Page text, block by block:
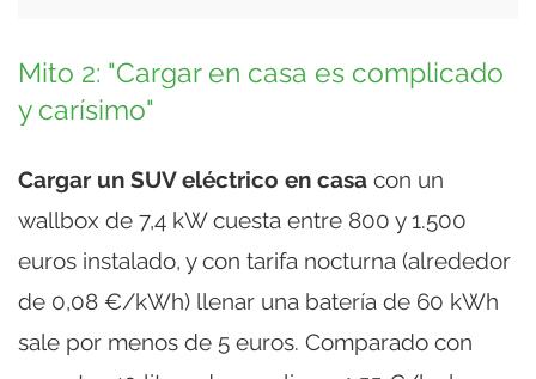
Mito 2: "Cargar en casa es complicado
y carísimo"
Cargar un SUV eléctrico en casa con un
wallbox de 7,4 kW cuesta entre 800 y 1.500
euros instalado, y con tarifa nocturna (alrededor
de 0,08 €/kWh) llenar una batería de 60 kWh
sale por menos de 5 euros. Comparado con